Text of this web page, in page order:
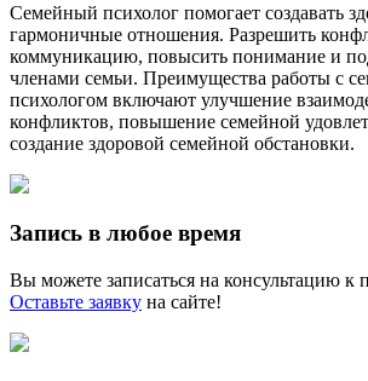
Семейный психолог помогает создавать
гармоничные отношения. Разрешить
коммуникацию, повысить понимание и
членами семьи. Преимущества работы с
психологом включают улучшение
конфликтов, повышение семейной
создание здоровой семейной обстановки.
Запись в любое время
Вы можете записаться на консультацию к
Оставьте заявку на сайте!